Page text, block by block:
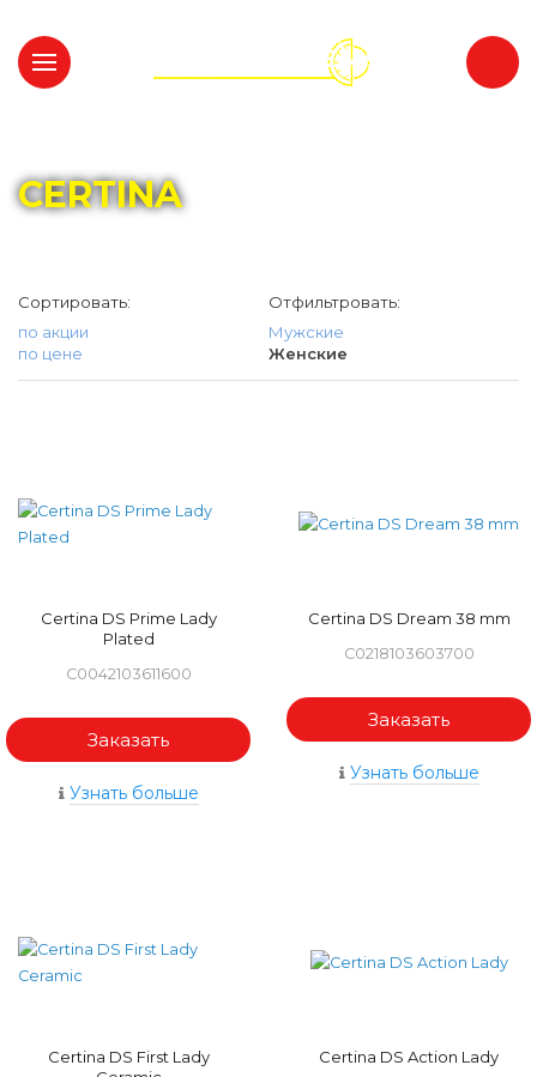
CERTINA
Сортировать:
по акции
по цене
Отфильтровать:
Мужские
Женские
Certina DS Prime Lady
Plated
C0042103611600
Заказать
Узнать больше
Certina DS Dream 38 mm
C0218103603700
Заказать
Узнать больше
Certina DS First Lady
Certina DS Action Lady